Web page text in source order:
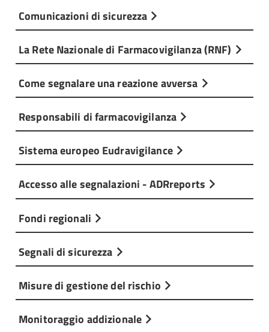
Comunicazioni di sicurezza
La Rete Nazionale di Farmacovigilanza (RNF)
Come segnalare una reazione avversa
Responsabili di farmacovigilanza
Sistema europeo Eudravigilance
Accesso alle segnalazioni - ADRreports
Fondi regionali
Segnali di sicurezza
Misure di gestione del rischio
Monitoraggio addizionale